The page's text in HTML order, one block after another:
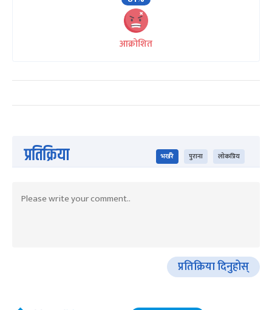
आक्रोशित
प्रतिक्रिया भर्खरै पुराना लोकप्रिय
प्रतिक्रिया दिनुहोस्